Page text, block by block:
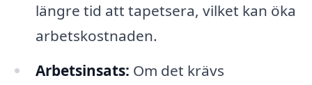
längre tid att tapetsera, vilket kan öka
arbetskostnaden.
Arbetsinsats: Om det krävs